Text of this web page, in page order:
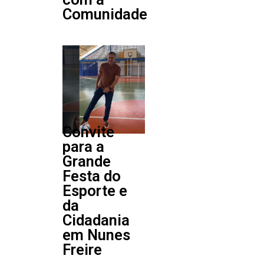
Comunidade
Convite
para a
Grande
Festa do
Esporte e
da
Cidadania
em Nunes
Freire